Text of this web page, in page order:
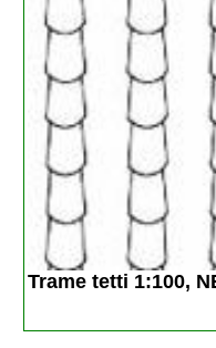
Trame tetti 1:100,